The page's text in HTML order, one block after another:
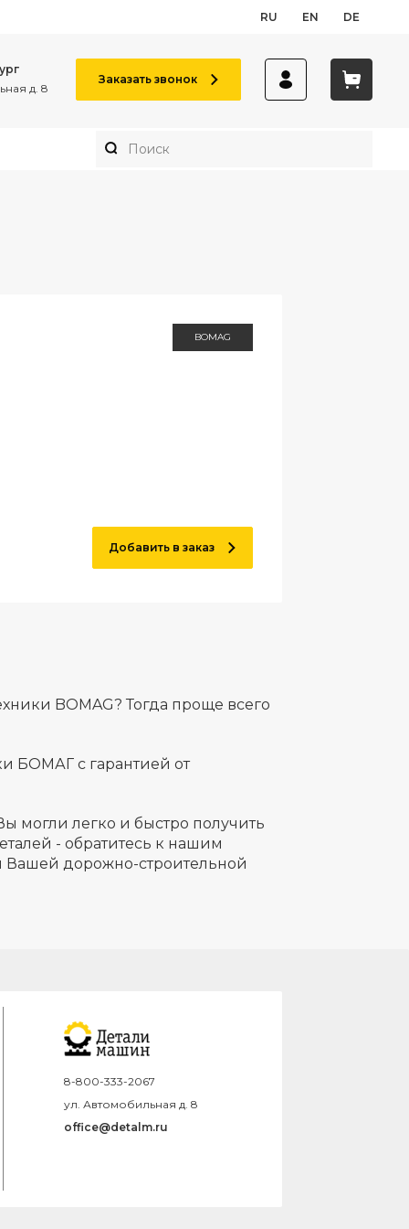
RU EN DE
д. 8
Заказать звонок
BOMAG
Добавить в заказ
BOMAG? Тогда проще всего
БОМАГ с гарантией от
могли легко и быстро получить
- обратитесь к нашим
Вашей дорожно-строительной
8-800-333-2067
ул. Автомобильная д. 8
office@detalm.ru